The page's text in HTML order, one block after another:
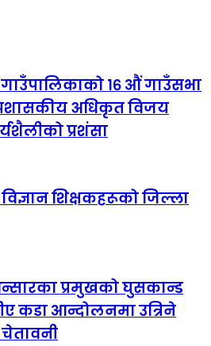
१६ औं गाउँसभा
अधिकृत विजय
प्रशंसा
शिक्षकहरूको जिल्ला
प्रमुखको घुसकान्ड
कडा आन्दोलनमा उत्रिने